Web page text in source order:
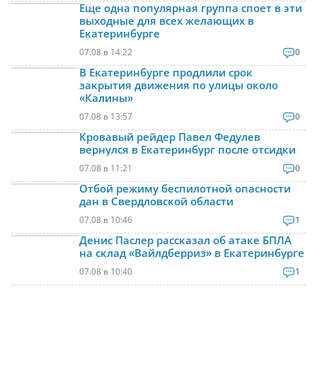
Еще одна популярная группа споет в эти
выходные для всех желающих в
Екатеринбурге
07.08 в 14:22 0
В Екатеринбурге продлили срок
закрытия движения по улицы около
«Калины»
07.08 в 13:57 0
Кровавый рейдер Павел Федулев
вернулся в Екатеринбург после отсидки
07.08 в 11:21 0
Отбой режиму беспилотной опасности
дан в Свердловской области
07.08 в 10:46 1
Денис Паслер рассказал об атаке БПЛА
на склад «Вайлдберриз» в Екатеринбурге
07.08 в 10:40 1